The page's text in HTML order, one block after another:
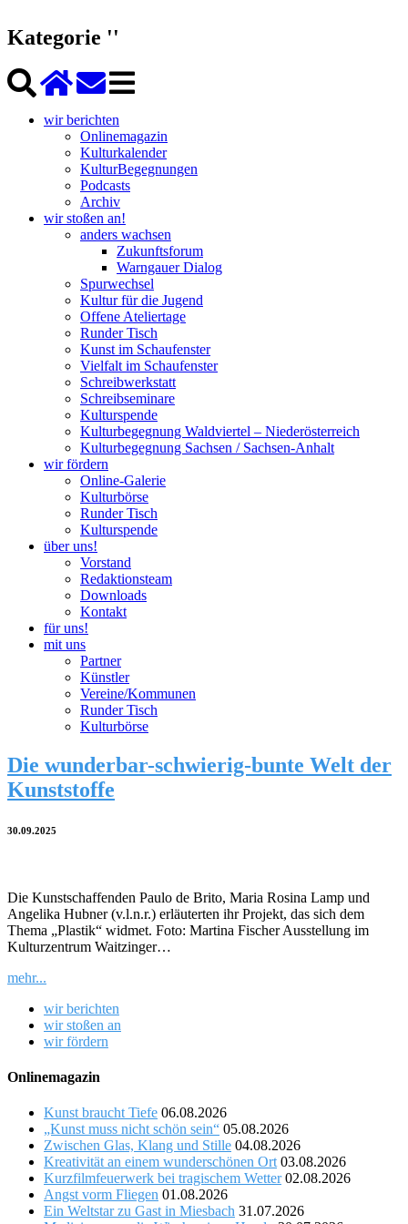
Kategorie ''
wir berichten
Onlinemagazin
Kulturkalender
KulturBegegnungen
Podcasts
Archiv
wir stoßen an!
anders wachsen
Zukunftsforum
Warngauer Dialog
Spurwechsel
Kultur für die Jugend
Offene Ateliertage
Runder Tisch
Kunst im Schaufenster
Vielfalt im Schaufenster
Schreibwerkstatt
Schreibseminare
Kulturspende
Kulturbegegnung Waldviertel – Niederösterreich
Kulturbegegnung Sachsen / Sachsen-Anhalt
wir fördern
Online-Galerie
Kulturbörse
Runder Tisch
Kulturspende
über uns!
Vorstand
Redaktionsteam
Downloads
Kontakt
für uns!
mit uns
Partner
Künstler
Vereine/Kommunen
Runder Tisch
Kulturbörse
Die wunderbar-schwierig-bunte Welt der
Kunststoffe
30.09.2025
Die Kunstschaffenden Paulo de Brito, Maria Rosina Lamp und
Angelika Hubner (v.l.n.r.) erläuterten ihr Projekt, das sich dem
Thema „Plastik“ widmet. Foto: Martina Fischer Ausstellung im
Kulturzentrum Waitzinger…
mehr...
wir berichten
wir stoßen an
wir fördern
Onlinemagazin
Kunst braucht Tiefe 06.08.2026
„Kunst muss nicht schön sein“ 05.08.2026
Zwischen Glas, Klang und Stille 04.08.2026
Kreativität an einem wunderschönen Ort 03.08.2026
Kurzfilmfeuerwerk bei tragischem Wetter 02.08.2026
Angst vorm Fliegen 01.08.2026
Ein Weltstar zu Gast in Miesbach 31.07.2026